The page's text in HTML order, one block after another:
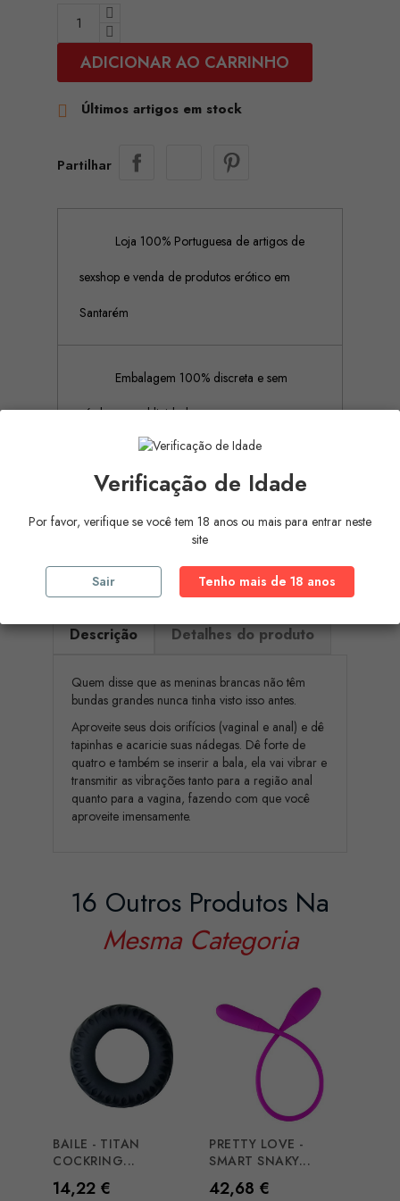
ADICIONAR AO CARRINHO
 Últimos artigos em stock
Partilhar
Loja 100% Portuguesa de artigos de
sexshop e venda de produtos erótico em
Santarém
Embalagem 100% discreta e sem
rótulos ou publicidades
Pagamento Seguro (Aceitamos
pagamento por referência Multibanco, Mbway
Descrição Detalhes do produto
Quem disse que as meninas brancas não têm
bundas grandes nunca tinha visto isso antes.
Aproveite seus dois orifícios (vaginal e anal) e dê
tapinhas e acaricie suas nádegas. Dê forte de
quatro e também se inserir a bala, ela vai vibrar e
transmitir as vibrações tanto para a região anal
quanto para a vagina, fazendo com que você
aproveite imensamente.
16 Outros Produtos Na
Mesma Categoria
BAILE - TITAN
COCKRING...
Preço
14,22 €
PRETTY LOVE -
SMART SNAKY...
Preço
42,68 €
Verificação de Idade
Por favor, verifique se você tem 18 anos ou mais para entrar neste
site
Sair Tenho mais de 18 anos